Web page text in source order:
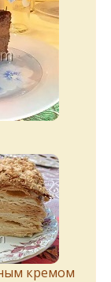
кремом